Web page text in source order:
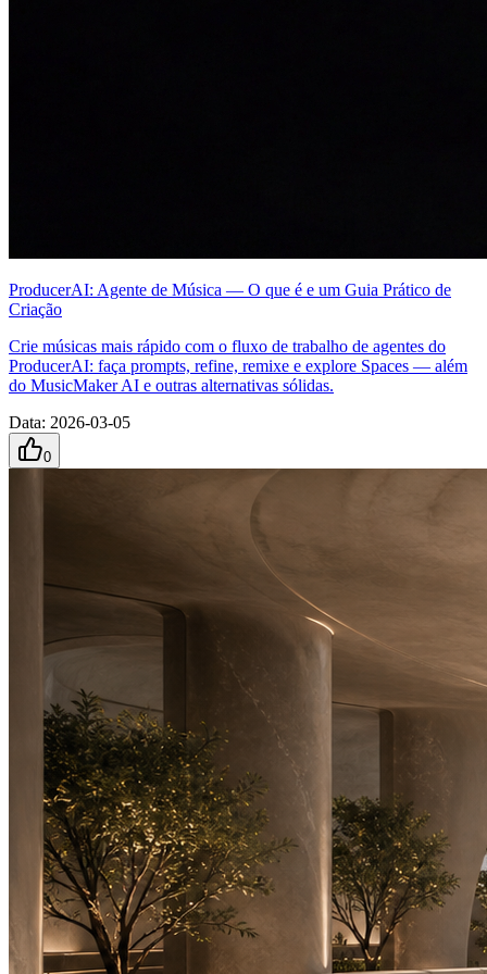
ProducerAI: Agente de Música — O que é e um Guia Prático de
Criação
Crie músicas mais rápido com o fluxo de trabalho de agentes do
ProducerAI: faça prompts, refine, remixe e explore Spaces — além
do MusicMaker AI e outras alternativas sólidas.
Data: 2026-03-05
0